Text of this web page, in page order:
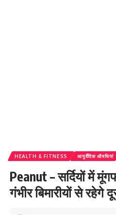
HEALTH & FITNESS आयुर्वेदिक औषधियां
Peanut – सर्दियों में
गंभीर बिमारीयों से रहेगे